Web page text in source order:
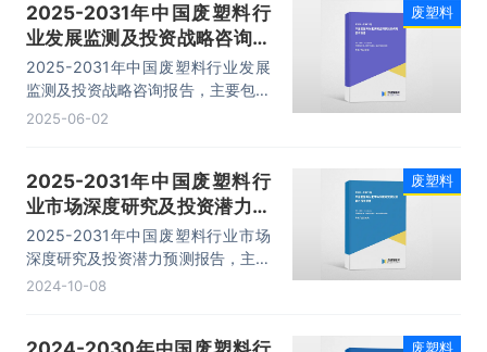
容。
2025-2031年中国废塑料行
业发展监测及投资战略咨询报
告
2025-2031年中国废塑料行业发展
监测及投资战略咨询报告，主要包括
行业发展趋势分析、发展预测、企业
2025-06-02
废塑料
2025-2031年中国废塑料行
业市场深度研究及投资潜力预
测报告
2025-2031年中国废塑料行业市场
深度研究及投资潜力预测报告，主要
包括产业市场主要企业竞争性财务数
2024-10-08
废塑料
废塑料